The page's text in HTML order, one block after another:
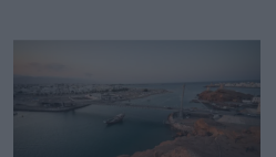
kundërpërgjigjet: Ju